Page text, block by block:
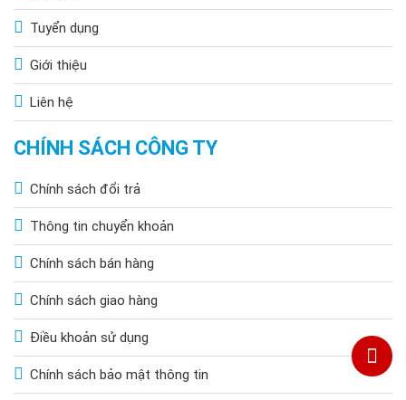
Tuyển dụng
Giới thiệu
Liên hệ
CHÍNH SÁCH CÔNG TY
Chính sách đổi trả
Thông tin chuyển khoản
Chính sách bán hàng
Chính sách giao hàng
Điều khoản sử dụng
Chính sách bảo mật thông tin